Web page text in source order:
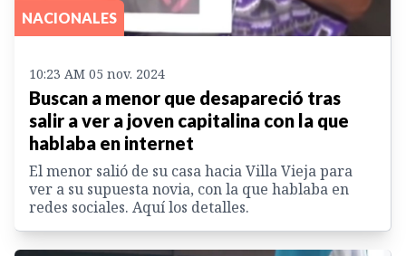
NACIONALES
10:23 AM 05 nov. 2024
Buscan a menor que desapareció tras
salir a ver a joven capitalina con la que
hablaba en internet
El menor salió de su casa hacia Villa Vieja para
ver a su supuesta novia, con la que hablaba en
redes sociales. Aquí los detalles.